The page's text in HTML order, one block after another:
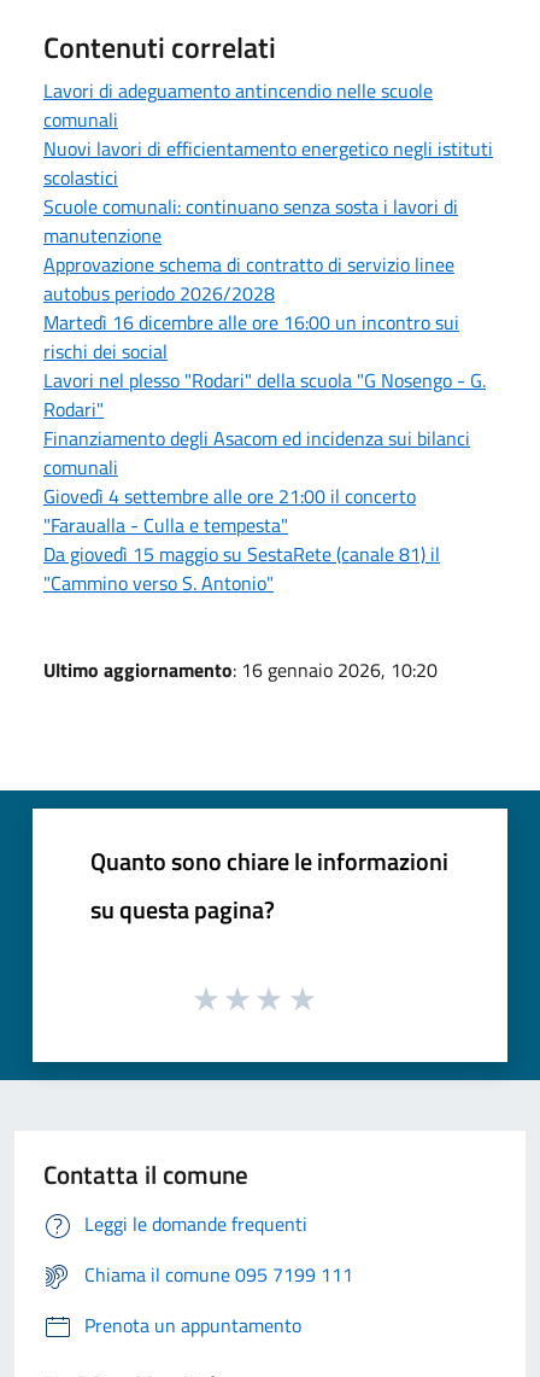
Contenuti correlati
Lavori di adeguamento antincendio nelle scuole
comunali
Nuovi lavori di efficientamento energetico negli istituti
scolastici
Scuole comunali: continuano senza sosta i lavori di
manutenzione
Approvazione schema di contratto di servizio linee
autobus periodo 2026/2028
Martedì 16 dicembre alle ore 16:00 un incontro sui
rischi dei social
Lavori nel plesso "Rodari" della scuola "G Nosengo - G.
Rodari"
Finanziamento degli Asacom ed incidenza sui bilanci
comunali
Giovedì 4 settembre alle ore 21:00 il concerto
"Faraualla - Culla e tempesta"
Da giovedì 15 maggio su SestaRete (canale 81) il
"Cammino verso S. Antonio"
Ultimo aggiornamento: 16 gennaio 2026, 10:20
Quanto sono chiare le informazioni
su questa pagina?
Contatta il comune
Leggi le domande frequenti
Chiama il comune 095 7199 111
Prenota un appuntamento